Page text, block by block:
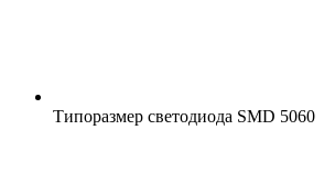
Типоразмер светодиода SMD 5060